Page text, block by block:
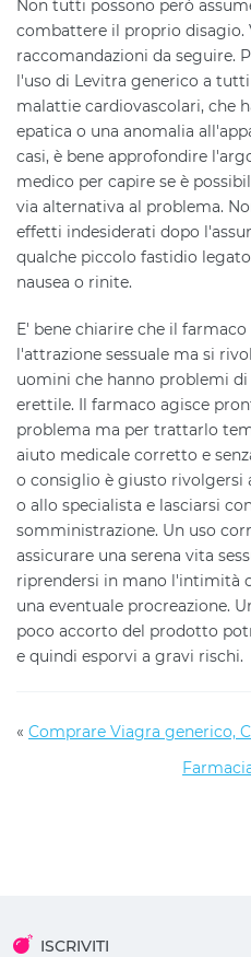
Non tutti possono però
combattere il proprio disagio.
raccomandazioni da seguire.
l'uso di Levitra generico a
malattie cardiovascolari, che
epatica o una anomalia
casi, è bene approfondire
medico per capire se è
via alternativa al problema.
effetti indesiderati dopo
qualche piccolo fastidio
nausea o rinite.
E' bene chiarire che il
l'attrazione sessuale ma si
uomini che hanno problemi
erettile. Il farmaco agisce
problema ma per trattarlo
aiuto medicale corretto e
o consiglio è giusto rivolgersi
o allo specialista e lasciarsi
somministrazione. Un uso
assicurare una serena vita
riprendersi in mano l'intimità
una eventuale procreazione.
poco accorto del prodotto
e quindi esporvi a gravi rischi.
« Comprare Viagra generico,
ISCRIVITI